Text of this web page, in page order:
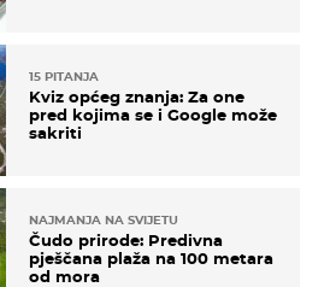
15 PITANJA
Kviz općeg znanja: Za one
pred kojima se i Google može
sakriti
NAJMANJA NA SVIJETU
Čudo prirode: Predivna
pješčana plaža na 100 metara
od mora